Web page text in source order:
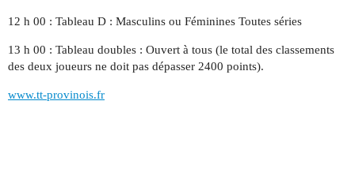
12 h 00 : Tableau D : Masculins ou Féminines Toutes séries
13 h 00 : Tableau doubles : Ouvert à tous (le total des classements
des deux joueurs ne doit pas dépasser 2400 points).
www.tt-provinois.fr